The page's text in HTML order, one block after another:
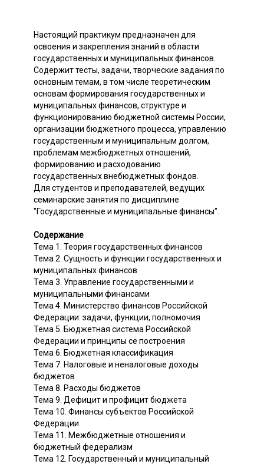
Настоящий практикум предназначен для
освоения и закрепления знаний в области
государственных и муниципальных финансов.
Содержит тесты, задачи, творческие задания по
основным темам, в том числе теоретическим
основам формирования государственных и
муниципальных финансов, структуре и
функционированию бюджетной системы России,
организации бюджетного процесса, управлению
государственным и муниципальным долгом,
проблемам межбюджетных отношений,
формированию и расходованию
государственных внебюджетных фондов.
Для студентов и преподавателей, ведущих
семинарские занятия по дисциплине
"Государственные и муниципальные финансы".
Содержание
Тема 1. Теория государственных финансов
Тема 2. Сущность и функции государственных и
муниципальных финансов
Тема 3. Управление государственными и
муниципальными финансами
Тема 4. Министерство финансов Российской
Федерации: задачи, функции, полномочия
Тема 5. Бюджетная система Российской
Федерации и принципы се построения
Тема 6. Бюджетная классификация
Тема 7. Налоговые и неналоговые доходы
бюджетов
Тема 8. Расходы бюджетов
Тема 9. Дефицит и профицит бюджета
Тема 10. Финансы субъектов Российской
Федерации
Тема 11. Межбюджетные отношения и
бюджетный федерализм
Тема 12. Государственный и муниципальный